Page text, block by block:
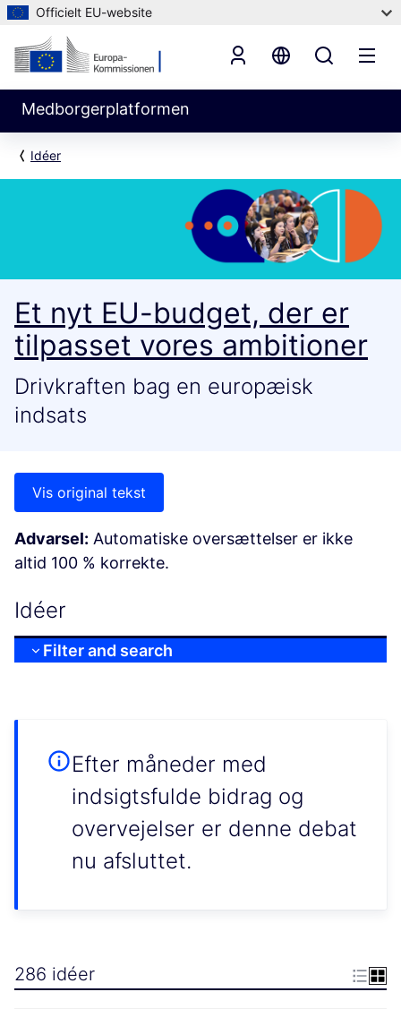
Officielt EU-website
Medborgerplatformen
Idéer
Et nyt EU-budget, der er
tilpasset vores ambitioner
Drivkraften bag en europæisk
indsats
Vis original tekst
Advarsel: Automatiske oversættelser er ikke
altid 100 % korrekte.
Idéer
Filter and search
Efter måneder med
indsigtsfulde bidrag og
overvejelser er denne debat
nu afsluttet.
286 idéer